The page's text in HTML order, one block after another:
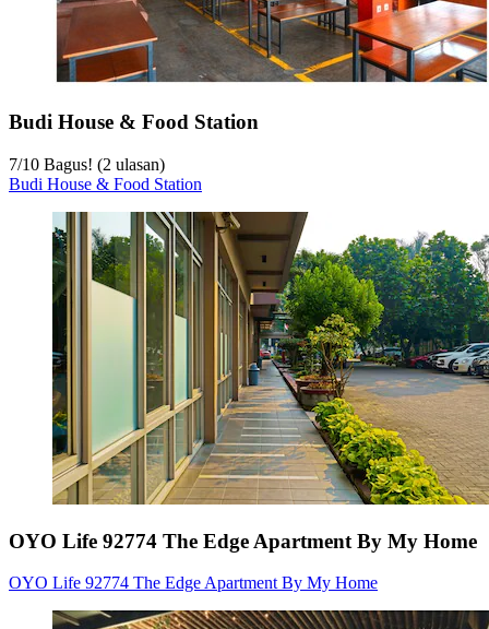
Budi House & Food Station
7/10 Bagus! (2 ulasan)
Budi House & Food Station
OYO Life 92774 The Edge Apartment By My Home
OYO Life 92774 The Edge Apartment By My Home